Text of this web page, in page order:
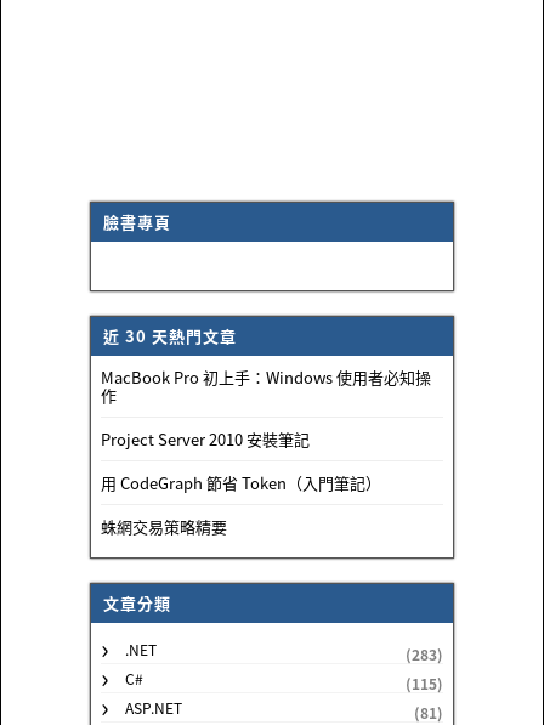
臉書專頁
近 30 天熱門文章
MacBook Pro 初上手：Windows 使用者必知操
作
Project Server 2010 安裝筆記
用 CodeGraph 節省 Token（入門筆記）
蛛網交易策略精要
文章分類
.NET
(283)
C#
(115)
ASP.NET
(81)